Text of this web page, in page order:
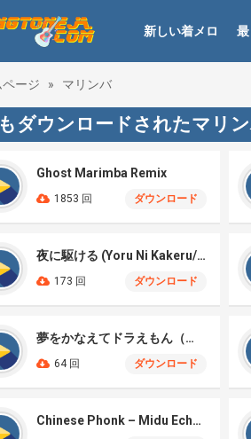
新しい着メロ
ージ » マリンバ
ダウンロードされたマリ
Ghost Marimba Remix
1853 回 ダウンロード
夜に駆ける (Yoru Ni Kakeru/Racing Into The Night) – Yoasobi Marimba
173 回 ダウンロード
夢をかなえてドラえもん（マリンバリミックス）
64 回 ダウンロード
Chinese Phonk – Midu Echoing (Marimba Cover)